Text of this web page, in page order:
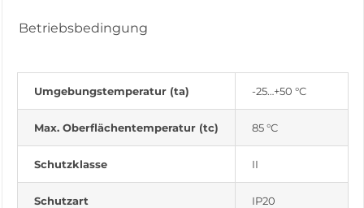
Betriebsbedingung
Umgebungstemperatur (ta) -25…+50 °C
Max. Oberflächentemperatur (tc) 85 °C
Schutzklasse II
Schutzart IP20